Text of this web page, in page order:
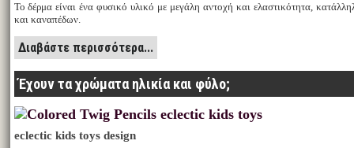
Το δέρμα είναι ένα φυσικό υλικό με μεγάλη αντοχή και ελαστικότητα,
και καναπέδων.
Διαβάστε περισσότερα...
Έχουν τα χρώματα ηλικία και φύλο;
eclectic kids toys design